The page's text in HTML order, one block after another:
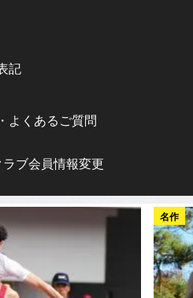
記
よくあるご質問
ブ会員情報変更
名作